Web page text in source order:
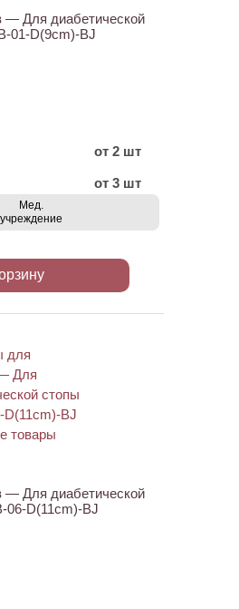
— Для диабетической
01-D(9cm)-BJ
от 2 шт
от 3 шт
Мед.
учреждение
— Для диабетической
06-D(11cm)-BJ